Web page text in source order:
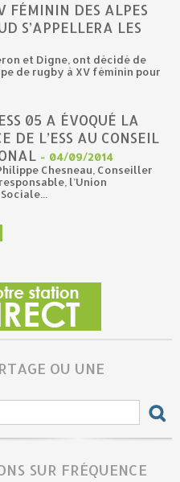
FÉMININ DES ALPES
S’APPELLERA LES
et Digne, ont décidé de
de rugby à XV féminin pour
05 A ÉVOQUÉ LA
DE L’ESS AU CONSEIL
- 04/09/2014
Chesneau, Conseiller
l’Union
OU UNE
SUR FRÉQUENCE